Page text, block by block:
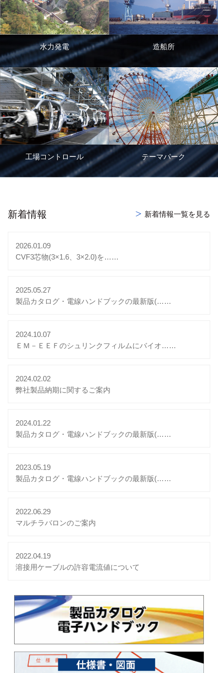
水力発電 造船所
工場コントロール テーマパーク
新着情報 新着情報一覧を見る
2026.01.09
CVF3芯物(3×1.6、3×2.0)を……
2025.05.27
製品カタログ・電線ハンドブックの最新版(……
2024.10.07
ＥＭ－ＥＥＦのシュリンクフィルムにバイオ……
2024.02.02
弊社製品納期に関するご案内
2024.01.22
製品カタログ・電線ハンドブックの最新版(……
2023.05.19
製品カタログ・電線ハンドブックの最新版(……
2022.06.29
マルチラバロンのご案内
2022.04.19
溶接用ケーブルの許容電流値について